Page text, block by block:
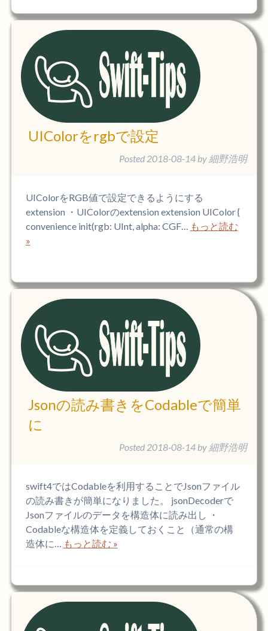
UIColorをrgbで設定
Posted 2018-08-14 by 細野浩明
UIColorをRGB値で設定できるようにする
extension ・UIColorのextension extension UIColor {
convenience init(rgb: UInt, alpha: CGF… もっと読む
»
Jsonの読み書きをCodableで簡単
に
Posted 2018-08-14 by 細野浩明
swift4ではCodableを利用することでJsonファイル
の読み書きが簡単になりました。 jsonDecoderで
Jsonファイルのデータを構造体に読み出し ・
Codableな構造体を定義しておくこと（通常の構
造体に… もっと読む »